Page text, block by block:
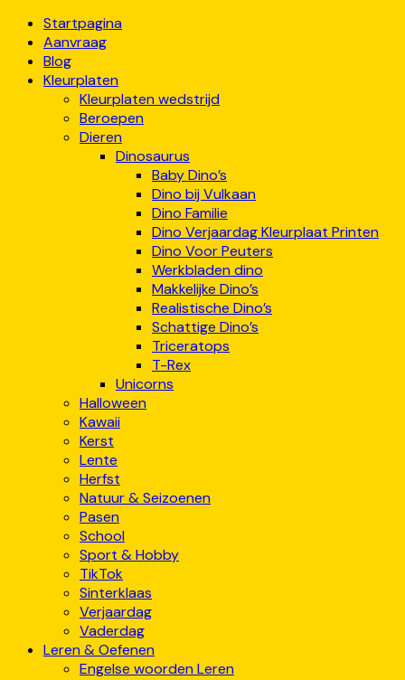
Startpagina
Aanvraag
Blog
Kleurplaten
Kleurplaten wedstrijd
Beroepen
Dieren
Dinosaurus
Baby Dino’s
Dino bij Vulkaan
Dino Familie
Dino Verjaardag Kleurplaat Printen
Dino Voor Peuters
Werkbladen dino
Makkelijke Dino’s
Realistische Dino’s
Schattige Dino’s
Triceratops
T-Rex
Unicorns
Halloween
Kawaii
Kerst
Lente
Herfst
Natuur & Seizoenen
Pasen
School
Sport & Hobby
TikTok
Sinterklaas
Verjaardag
Vaderdag
Leren & Oefenen
Engelse woorden Leren